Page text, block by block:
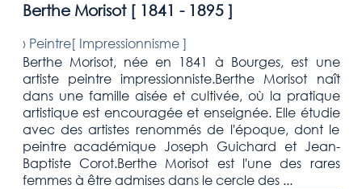
Berthe Morisot [ 1841 - 1895]
› Peintre[ Impressionnisme]
Berthe Morisot, née en 1841 à Bourges, est une
artiste peintre impressionniste.Berthe Morisot naît
dans une famille aisée et cultivée, où la pratique
artistique est encouragée et enseignée. Elle étudie
avec des artistes renommés de l'époque, dont le
peintre académique Joseph Guichard et Jean-
Baptiste Corot.Berthe Morisot est l'une des rares
femmes à être admises dans le cercle des ...